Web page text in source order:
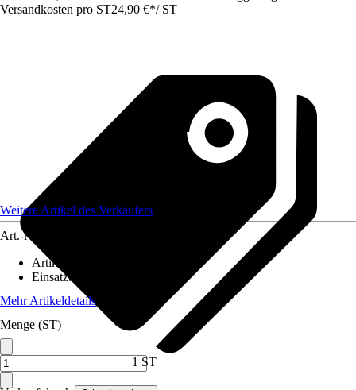
Versandkosten pro ST24,90 €*/ ST
Weitere Artikel des Verkäufers
Art.-Nr.
Artikeltyp
Einsatzbereich
Mehr Artikeldetails
Menge (ST)
1 ST